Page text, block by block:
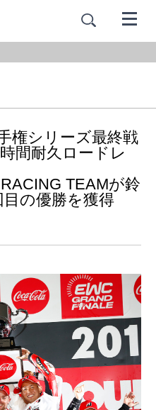
権シリーズ最終戦
間耐久ロードレ
TEAMが鈴
目の優勝を獲得